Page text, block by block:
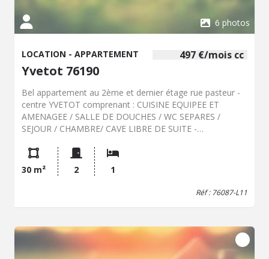
6 photos
497 €/mois cc
LOCATION - APPARTEMENT
Yvetot 76190
Bel appartement au 2ème et dernier étage rue pasteur -
centre YVETOT comprenant : CUISINE EQUIPEE ET
AMENAGEE / SALLE DE DOUCHES / WC SEPARES /
SEJOUR / CHAMBRE/ CAVE LIBRE DE SUITE -
30 m² 2 1
Réf : 76087-L11